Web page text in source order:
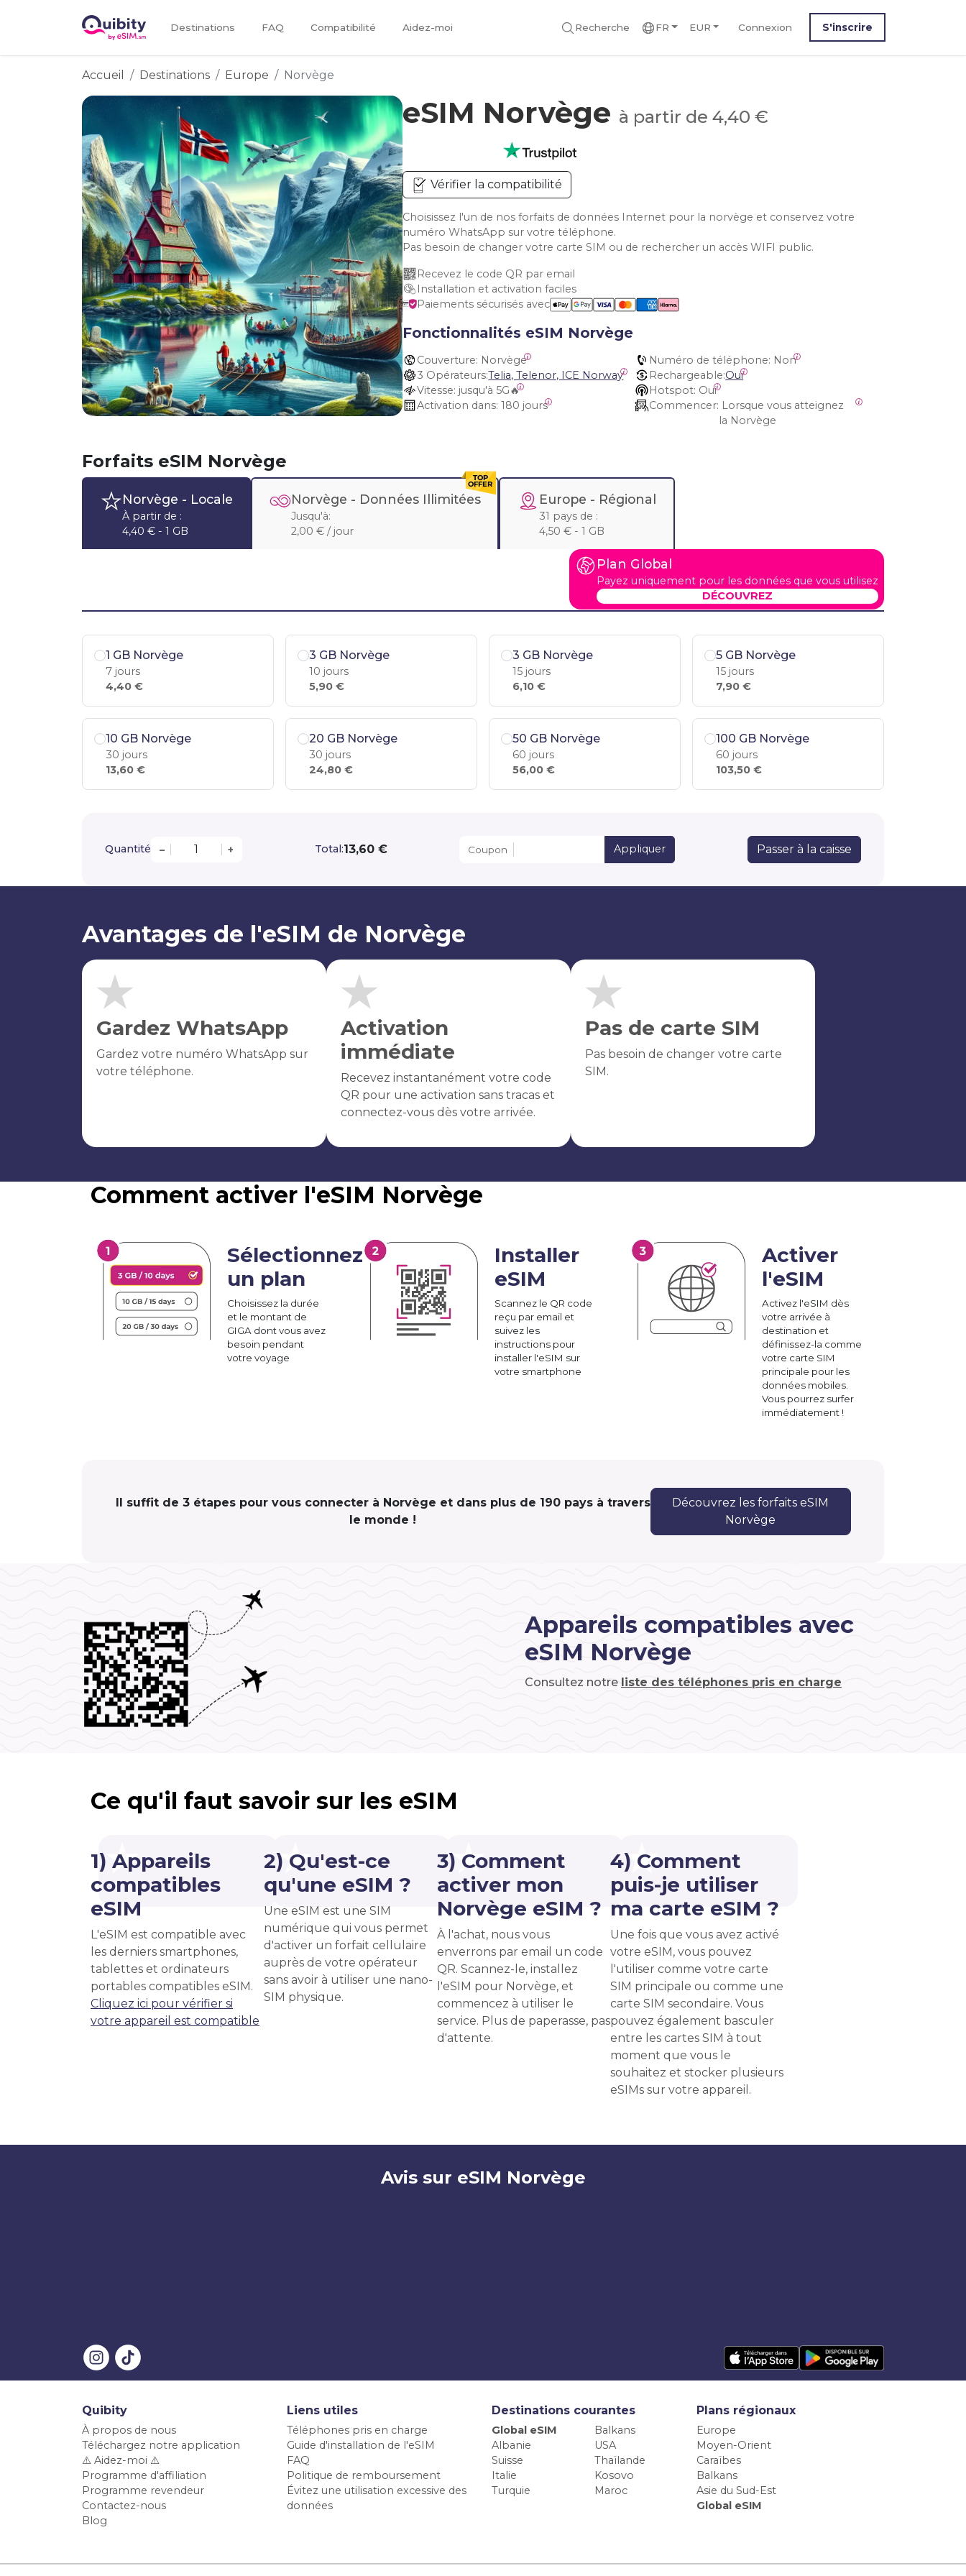
Destinations FAQ Compatibilité Aidez-moi Recherche FR EUR Connexion S'inscrire
Accueil Destinations Europe Norvège
eSIM Norvège à partir de 4,40 €
Vérifier la compatibilité
Choisissez l'un de nos forfaits de données Internet pour la norvège et conservez votre
numéro WhatsApp sur votre téléphone.
Pas besoin de changer votre carte SIM ou de rechercher un accès WIFI public.
Recevez le code QR par email
Installation et activation faciles
Paiements sécurisés avec
Fonctionnalités eSIM Norvège
Couverture: Norvège Numéro de téléphone: Non
3 Opérateurs:Telia, Telenor, ICE Norway Rechargeable:Oui
Vitesse: jusqu'à 5G🔥 Hotspot: Oui
Activation dans: 180 jours Commencer:
la Norvège
Forfaits eSIM Norvège
Norvège - Locale
À partir de :
4,40 € - 1 GB
Norvège - Données Illimitées
Jusqu'à:
2,00 € / jour
Europe - Régional
31 pays de :
4,50 € - 1 GB
Plan Global
Payez uniquement pour les données que vous utilisez
DÉCOUVREZ
1 GB Norvège
7 jours
4,40 €
3 GB Norvège
10 jours
5,90 €
3 GB Norvège
15 jours
6,10 €
5 GB Norvège
15 jours
7,90 €
10 GB Norvège
30 jours
13,60 €
20 GB Norvège
30 jours
24,80 €
50 GB Norvège
60 jours
56,00 €
100 GB Norvège
60 jours
103,50 €
Quantité – + Total:13,60 € Coupon Appliquer Passer à la caisse
Avantages de l'eSIM de Norvège
Gardez WhatsApp
Gardez votre numéro WhatsApp sur
votre téléphone.
Activation
immédiate
Recevez instantanément votre code
QR pour une activation sans tracas et
connectez-vous dès votre arrivée.
Pas de carte SIM
Pas besoin de changer votre carte
SIM.
Comment activer l'eSIM Norvège
Sélectionnez
un plan
Choisissez la durée
et le montant de
GIGA dont vous avez
besoin pendant
votre voyage
Installer
eSIM
Scannez le QR code
reçu par email et
suivez les
instructions pour
installer l'eSIM sur
votre smartphone
Activer
l'eSIM
Activez l'eSIM dès
votre arrivée à
destination et
définissez-la comme
votre carte SIM
principale pour les
données mobiles.
Vous pourrez surfer
immédiatement !
Il suffit de 3 étapes pour vous connecter à Norvège et dans plus de 190 pays à travers
le monde !
Découvrez les forfaits eSIM
Norvège
Appareils compatibles avec
eSIM Norvège
Consultez notre liste des téléphones pris en charge
Ce qu'il faut savoir sur les eSIM
1) Appareils
compatibles
eSIM
L'eSIM est compatible avec
les derniers smartphones,
tablettes et ordinateurs
portables compatibles eSIM.
Cliquez ici pour vérifier si
votre appareil est compatible
2) Qu'est-ce
qu'une eSIM ?
Une eSIM est une SIM
numérique qui vous permet
d'activer un forfait cellulaire
auprès de votre opérateur
sans avoir à utiliser une nano-
SIM physique.
3) Comment
activer mon
Norvège eSIM ?
À l'achat, nous vous
enverrons par email un code
QR. Scannez-le, installez
l'eSIM pour Norvège, et
commencez à utiliser le
service. Plus de paperasse, pas
d'attente.
4) Comment
puis-je utiliser
ma carte eSIM ?
Une fois que vous avez activé
votre eSIM, vous pouvez
l'utiliser comme votre carte
SIM principale ou comme une
carte SIM secondaire. Vous
pouvez également basculer
entre les cartes SIM à tout
moment que vous le
souhaitez et stocker plusieurs
eSIMs sur votre appareil.
Avis sur eSIM Norvège
Quibity
À propos de nous
Téléchargez notre application
⚠️ Aidez-moi ⚠️
Programme d'affiliation
Programme revendeur
Contactez-nous
Blog
Liens utiles
Téléphones pris en charge
Guide d'installation de l'eSIM
FAQ
Politique de remboursement
Évitez une utilisation excessive des
données
Destinations courantes
Global eSIM
Balkans
Albanie
USA
Suisse
Thaïlande
Italie
Kosovo
Turquie
Maroc
Plans régionaux
Europe
Moyen-Orient
Caraïbes
Balkans
Asie du Sud-Est
Global eSIM